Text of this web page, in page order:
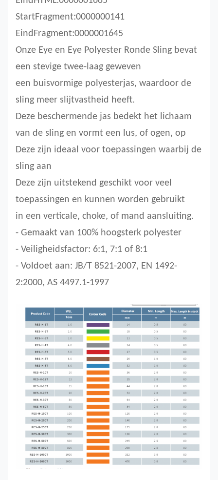
StartFragment:0000000141
EindFragment:0000001645
Onze Eye en Eye Polyester Ronde Sling bevat
een stevige twee-laag geweven
een buisvormige polyesterjas, waardoor de
sling meer slijtvastheid heeft.
Deze beschermende jas bedekt het lichaam
van de sling en vormt een lus, of ogen, op
Deze zijn ideaal voor toepassingen waarbij de
sling aan
Deze zijn uitstekend geschikt voor veel
toepassingen en kunnen worden gebruikt
in een verticale, choke, of mand aansluiting.
- Gemaakt van 100% hoogsterk polyester
- Veiligheidsfactor: 6:1, 7:1 of 8:1
- Voldoet aan: JB/T 8521-2007, EN 1492-
2:2000, AS 4497.1-1997